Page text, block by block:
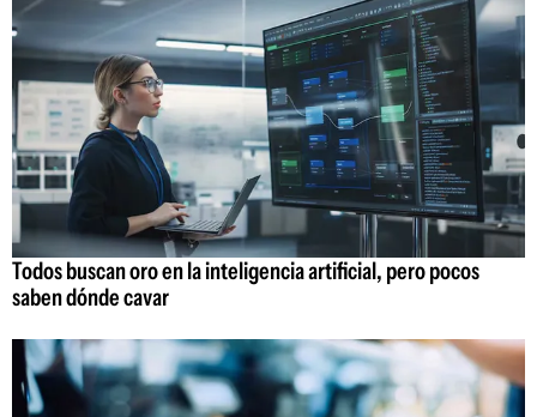
Todos buscan oro en la inteligencia artificial, pero pocos
saben dónde cavar